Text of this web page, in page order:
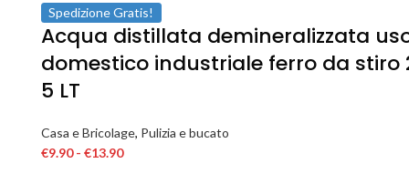
Spedizione Gratis!
Acqua distillata demineralizzata
domestico industriale ferro da stiro
5 LT
Casa e Bricolage, Pulizia e bucato
€9.90 - €13.90